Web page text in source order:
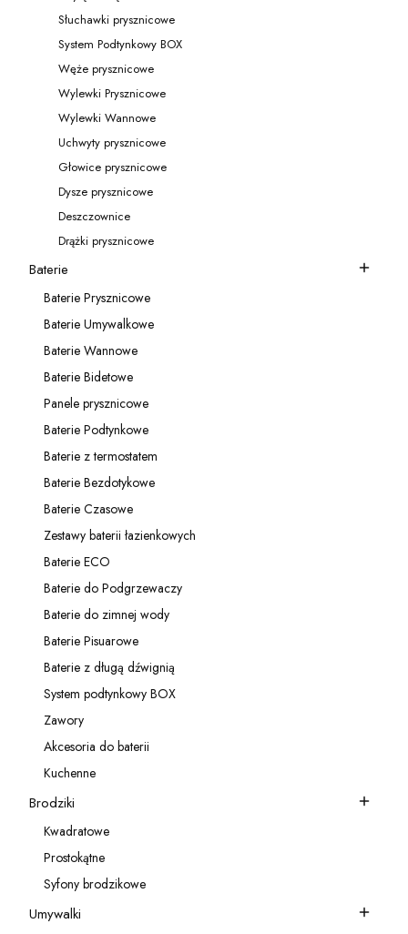
Kategoria - Słuchawki prysznicowe
Słuchawki prysznicowe
Kategoria - System Podtynkowy BOX
System Podtynkowy BOX
Kategoria - Węże prysznicowe
Węże prysznicowe
Kategoria - Wylewki Prysznicowe
Wylewki Prysznicowe
Kategoria - Wylewki Wannowe
Wylewki Wannowe
Kategoria - Uchwyty prysznicowe
Uchwyty prysznicowe
Kategoria - Głowice prysznicowe
Głowice prysznicowe
Kategoria - Dysze prysznicowe
Dysze prysznicowe
Kategoria - Deszczownice
Deszczownice
Kategoria - Drążki prysznicowe
Drążki prysznicowe
Kategoria - Baterie
Baterie
Kategoria - Baterie Prysznicowe
Baterie Prysznicowe
Kategoria - Baterie Umywalkowe
Baterie Umywalkowe
Kategoria - Baterie Wannowe
Baterie Wannowe
Kategoria - Baterie Bidetowe
Baterie Bidetowe
Kategoria - Panele prysznicowe
Panele prysznicowe
Kategoria - Baterie Podtynkowe
Baterie Podtynkowe
Kategoria - Baterie z termostatem
Baterie z termostatem
Kategoria - Baterie Bezdotykowe
Baterie Bezdotykowe
Kategoria - Baterie Czasowe
Baterie Czasowe
Kategoria - Zestawy baterii łazienkowych
Zestawy baterii łazienkowych
Kategoria - Baterie ECO
Baterie ECO
Kategoria - Baterie do Podgrzewaczy
Baterie do Podgrzewaczy
Kategoria - Baterie do zimnej wody
Baterie do zimnej wody
Kategoria - Baterie Pisuarowe
Baterie Pisuarowe
Kategoria - Baterie z długą dźwignią
Baterie z długą dźwignią
Kategoria - System podtynkowy BOX
System podtynkowy BOX
Kategoria - Zawory
Zawory
Kategoria - Akcesoria do baterii
Akcesoria do baterii
Kategoria - Kuchenne
Kuchenne
Kategoria - Brodziki
Brodziki
Kategoria - Kwadratowe
Kwadratowe
Kategoria - Prostokątne
Prostokątne
Kategoria - Syfony brodzikowe
Syfony brodzikowe
Kategoria - Umywalki
Umywalki